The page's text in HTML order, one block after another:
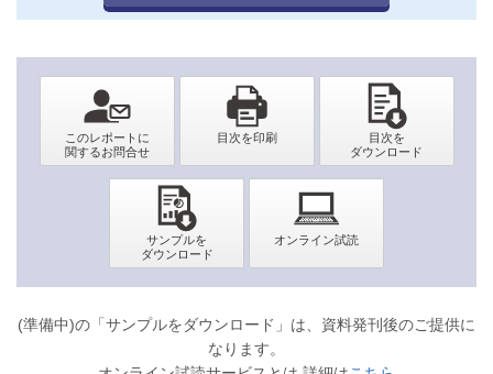
(準備中)の「サンプルをダウンロード」は、資料発刊後のご提供に
なります。